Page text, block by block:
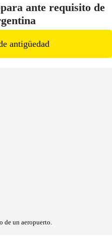
ante requisito de
antigüedad
de un aeropuerto.